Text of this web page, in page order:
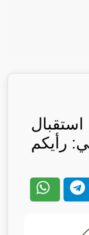
استقبال
رأيكم